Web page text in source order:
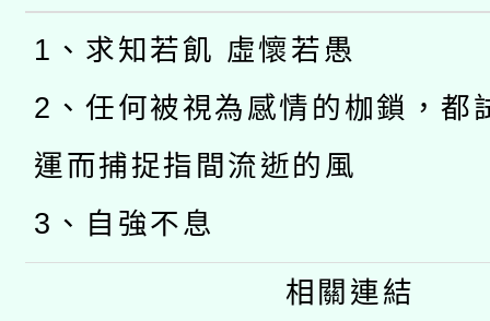
1、求知若飢 虛懷若愚
2、任何被視為感情的枷鎖，都
運而捕捉指間流逝的風
3、自強不息
相關連結